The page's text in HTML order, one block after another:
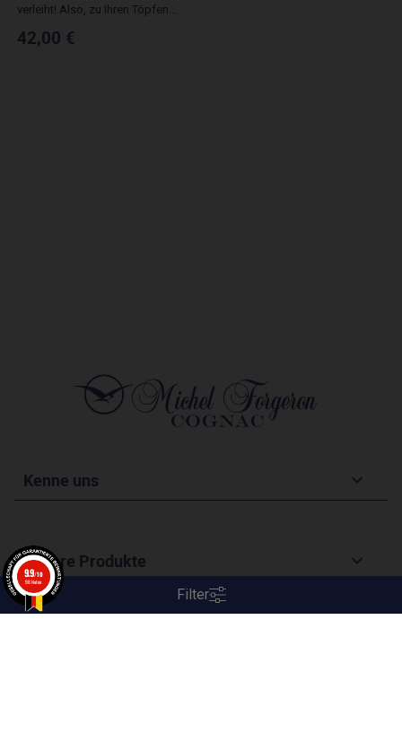
Filter
verleiht! Also, zu Ihren Töpfen...
42,00 €
Kenne uns 
Unsere Produkte 
9.9/10
98 Noten